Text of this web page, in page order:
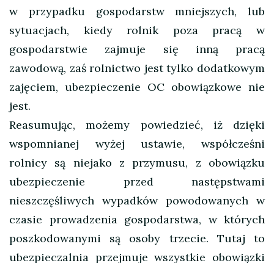
w przypadku gospodarstw mniejszych, lub
sytuacjach, kiedy rolnik poza pracą w
gospodarstwie zajmuje się inną pracą
zawodową, zaś rolnictwo jest tylko dodatkowym
zajęciem, ubezpieczenie OC obowiązkowe nie
jest.
Reasumując, możemy powiedzieć, iż dzięki
wspomnianej wyżej ustawie, współcześni
rolnicy są niejako z przymusu, z obowiązku
ubezpieczenie przed następstwami
nieszczęśliwych wypadków powodowanych w
czasie prowadzenia gospodarstwa, w których
poszkodowanymi są osoby trzecie. Tutaj to
ubezpieczalnia przejmuje wszystkie obowiązki